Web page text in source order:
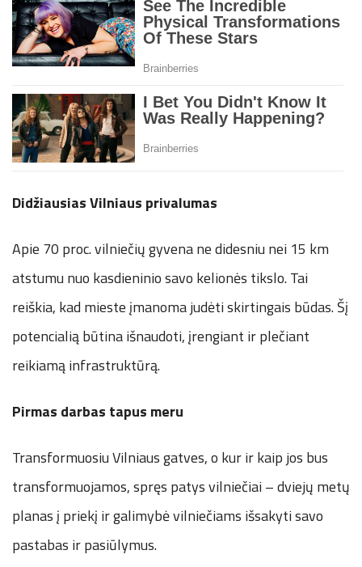
Didžiausias Vilniaus privalumas
Apie 70 proc. vilniečių gyvena ne didesniu nei 15 km
atstumu nuo kasdieninio savo kelionės tikslo. Tai
reiškia, kad mieste įmanoma judėti skirtingais būdas. Šį
potencialią būtina išnaudoti, įrengiant ir plečiant
reikiamą infrastruktūrą.
Pirmas darbas tapus meru
Transformuosiu Vilniaus gatves, o kur ir kaip jos bus
transformuojamos, spręs patys vilniečiai – dviejų metų
planas į priekį ir galimybė vilniečiams išsakyti savo
pastabas ir pasiūlymus.